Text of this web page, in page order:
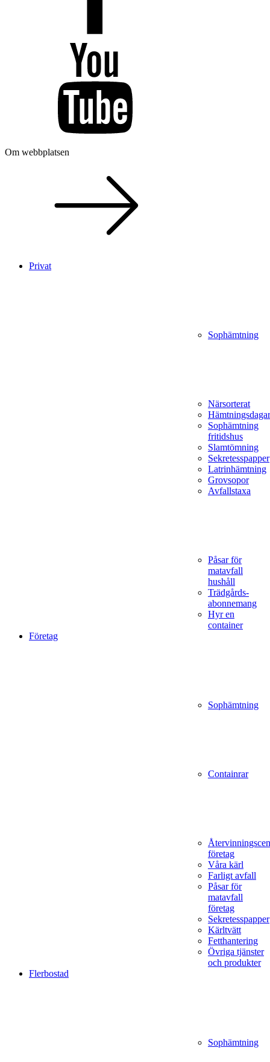
Om webbplatsen
Privat
Sophämtning
Närsorterat
Hämtningsdagar
Sophämtning
fritidshus
Slamtömning
Sekretesspapper
Latrinhämtning
Grovsopor
Avfallstaxa
Påsar för
matavfall
hushåll
Trädgårds­
abonnemang
Hyr en
container
Företag
Sophämtning
Containrar
företag
Våra kärl
Farligt avfall
Påsar för
matavfall
företag
Sekretesspapper
Kärltvätt
Fetthantering
Övriga tjänster
och produkter
Flerbostad
Sophämtning